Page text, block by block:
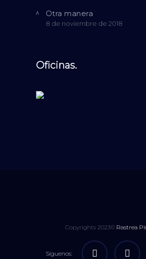
Otra manera
8 de noviembre de 2018
Oficinas.
Copyrights 2023© Rastrea
Síguenos: